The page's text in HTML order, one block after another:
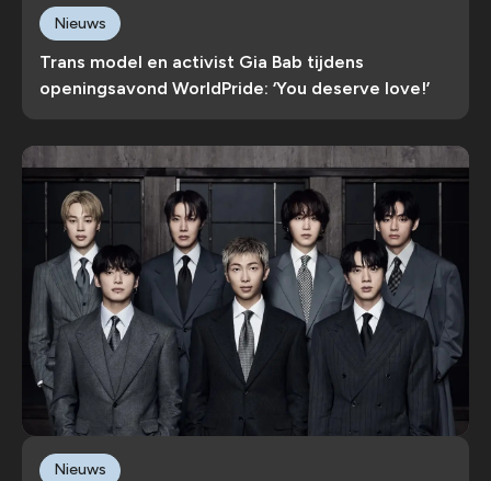
Trans model en activist Gia Bab tijdens
openingsavond WorldPride: ‘You deserve love!’
Nieuws
Nieuws